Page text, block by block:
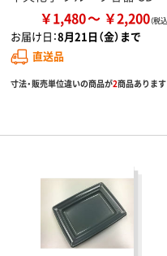
￥1,480 ￥2,200
お届け日：8月21日（金）まで
直送品
寸法・販売単位違いの商品が2商品あります